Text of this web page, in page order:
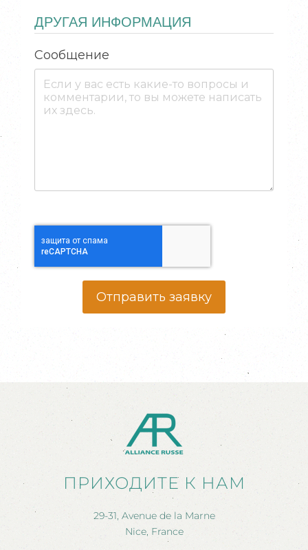
ДРУГАЯ ИНФОРМАЦИЯ
Сообщение
reCAPTCHA Invisible
Отправить заявку
ПРИХОДИТЕ К НАМ
29-31, Avenue de la Marne
Nice, France